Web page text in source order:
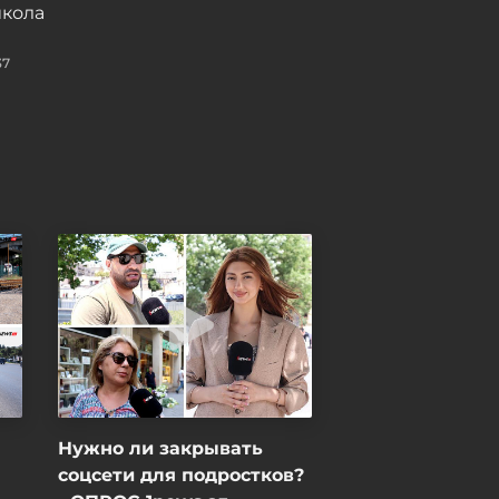
08 / 08 / 2026, 21:19
Нужно ли закрывать
соцсети для подростков?